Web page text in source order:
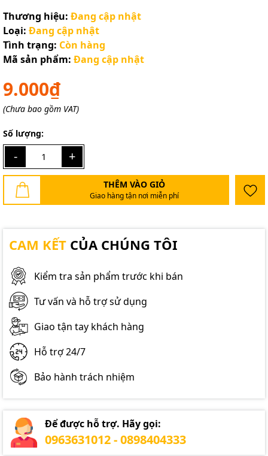
Thương hiệu: Đang cập nhật
Loại: Đang cập nhật
Tình trạng: Còn hàng
Mã sản phẩm: Đang cập nhật
9.000₫
(Chưa bao gồm VAT)
Số lượng:
- +
THÊM VÀO GIỎ
Giao hàng tận nơi miễn phí
CAM KẾT CỦA CHÚNG TÔI
Kiểm tra sản phẩm trước khi bán
Tư vấn và hỗ trợ sử dụng
Giao tận tay khách hàng
Hỗ trợ 24/7
Bảo hành trách nhiệm
Để được hỗ trợ. Hãy gọi:
0963631012 - 0898404333